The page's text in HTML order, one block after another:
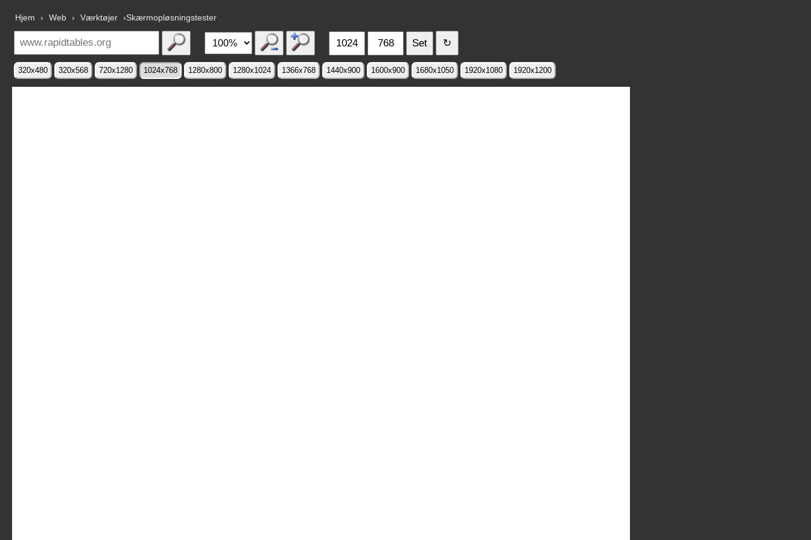
Hjem › Web › Værktøjer ›Skærmopløsningstester